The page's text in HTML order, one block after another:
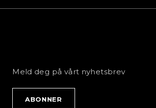
Meld deg på vårt nyhetsbrev